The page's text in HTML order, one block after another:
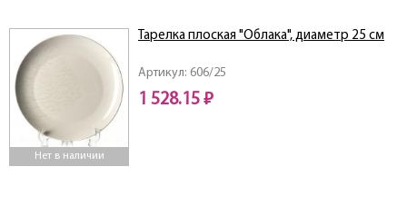
Нет в наличии
Артикул: 606/25
Тарелка плоская "Облака", диаметр 25 см
1 528.15 ₽